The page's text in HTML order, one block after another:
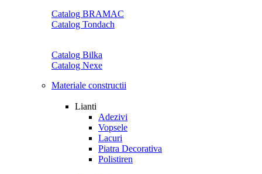
Catalog BRAMAC
Catalog Tondach
Catalog Bilka
Catalog Nexe
Materiale constructii
Lianti
Adezivi
Vopsele
Lacuri
Piatra Decorativa
Polistiren